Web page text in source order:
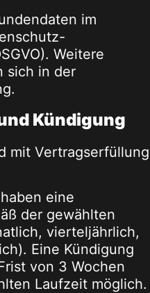
im
Weitere
sich in der
.
Kündigung
mit Vertragserfüllung
eine
der gewählten
vierteljährlich,
Eine Kündigung
von 3 Wochen
Laufzeit möglich.